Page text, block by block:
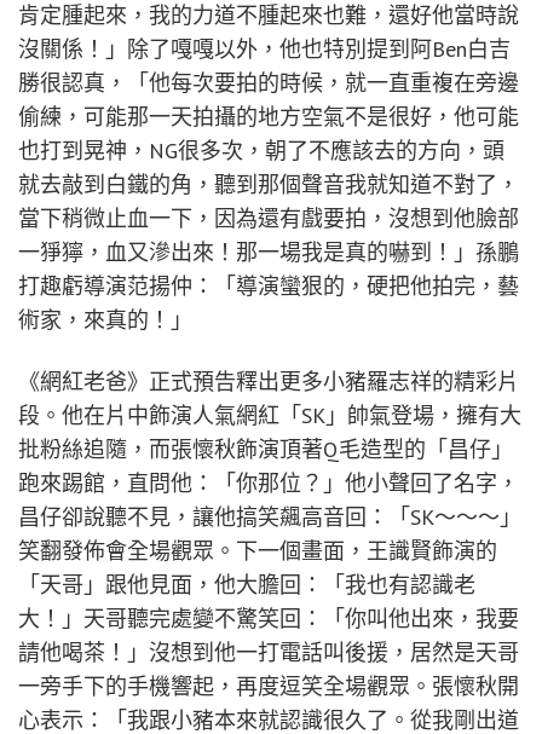
肯定腫起來，我的力道不腫起來也難，還好他當時說
沒關係！」除了嘎嘎以外，他也特別提到阿Ben白吉
勝很認真，「他每次要拍的時候，就一直重複在旁邊
偷練，可能那一天拍攝的地方空氣不是很好，他可能
也打到晃神，NG很多次，朝了不應該去的方向，頭
就去敲到白鐵的角，聽到那個聲音我就知道不對了，
當下稍微止血一下，因為還有戲要拍，沒想到他臉部
一猙獰，血又滲出來！那一場我是真的嚇到！」孫鵬
打趣虧導演范揚仲：「導演蠻狠的，硬把他拍完，藝
術家，來真的！」
《網紅老爸》正式預告釋出更多小豬羅志祥的精彩片
段。他在片中飾演人氣網紅「SK」帥氣登場，擁有大
批粉絲追隨，而張懷秋飾演頂著Q毛造型的「昌仔」
跑來踢館，直問他：「你那位？」他小聲回了名字，
昌仔卻說聽不見，讓他搞笑飆高音回：「SK～～～」
笑翻發佈會全場觀眾。下一個畫面，王識賢飾演的
「天哥」跟他見面，他大膽回：「我也有認識老
大！」天哥聽完處變不驚笑回：「你叫他出來，我要
請他喝茶！」沒想到他一打電話叫後援，居然是天哥
一旁手下的手機響起，再度逗笑全場觀眾。張懷秋開
心表示：「我跟小豬本來就認識很久了。從我剛出道